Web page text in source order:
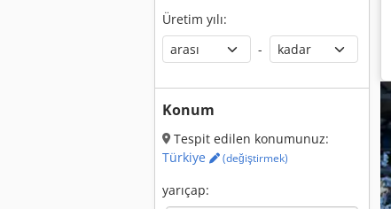
Üretim yılı:
-
Konum
Tespit edilen konumunuz:
Türkiye
(değiştirmek)
yarıçap: